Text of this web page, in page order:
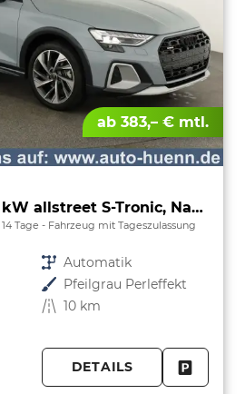
ab 383,– € mtl.
TFSI quattro 150 kW allstreet S-Tronic, Navi, 18-Zoll, 5-J. Garantie
14 Tage Fahrzeug mit Tageszulassung
Getriebe Automatik
Außenfarbe Pfeilgrau Perleffekt
Kilometerstand 10 km
DETAILS